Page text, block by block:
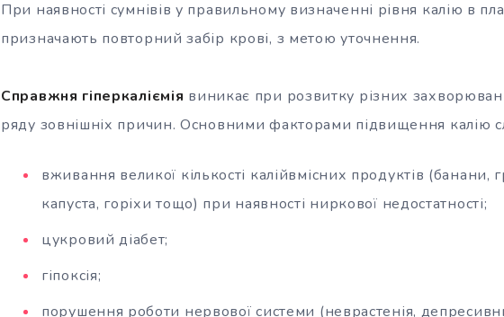
При наявності сумнівів у правильному визначенні рівня калію в
призначають повторний забір крові, з метою уточнення.
Справжня гіперкаліємія виникає при розвитку різних
ряду зовнішніх причин. Основними факторами підвищення калію
вживання великої кількості калійвмісних продуктів (банани,
капуста, горіхи тощо) при наявності ниркової недостатності;
цукровий діабет;
гіпоксія;
порушення роботи нервової системи (неврастенія,